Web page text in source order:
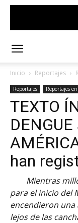
Inicio Reportajes
Reportajes Reportajes
TEXTO
han
Mientras
para el inicio del
encendieron
lejos de las